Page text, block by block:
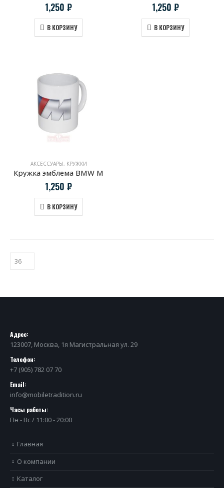
1,250 ₽
В КОРЗИНУ
1,250 ₽
В КОРЗИНУ
АКСЕССУАРЫ, КРУЖКИ
Кружка эмблема BMW M
1,250 ₽
В КОРЗИНУ
Адрес:
123007, Москва, 1я Магистральная ул. 29
Телефон:
+7 (905) 782 07 70
Email:
info@mobiletradition.ru
Часы работы:
Пн - Вс / 11:00 - 20:00
Главная
О компании
Каталог